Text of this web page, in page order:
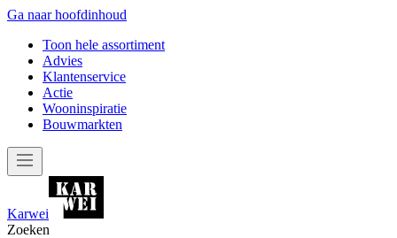
Ga naar hoofdinhoud
Toon hele assortiment
Advies
Klantenservice
Actie
Wooninspiratie
Bouwmarkten
Karwei
Zoeken